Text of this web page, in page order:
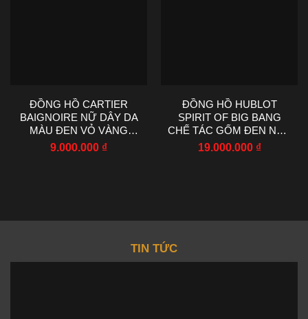
ĐỒNG HỒ CARTIER
BAIGNOIRE NỮ DÂY DA
MÀU ĐEN VỎ VÀNG
VÀNG AF FACTORY
9.000.000 ₫
ĐỒNG HỒ HUBLOT
SPIRIT OF BIG BANG
CHẾ TÁC GỐM ĐEN NHÀ
MÁY AAA 42MM
19.000.000 ₫
TIN TỨC